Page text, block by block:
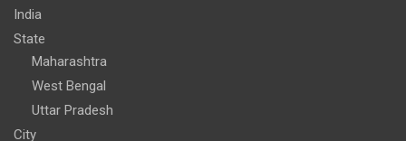
India
State
Maharashtra
West Bengal
Uttar Pradesh
City